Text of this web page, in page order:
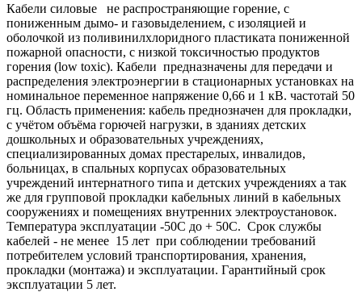
Кабели силовые не распространяющие горение, с
пониженным дымо- и газовыделением, с изоляцией и
оболочкой из поливинилхлоридного пластиката пониженной
пожарной опасности, с низкой токсичностью продуктов
горения (low toxic). Кабели предназначены для передачи и
распределения электроэнергии в стационарных установках на
номинальное переменное напряжение 0,66 и 1 кВ. частотай 50
гц. Область применения: кабель преднозначен для прокладки,
с учётом объёма горючей нагрузки, в зданиях детских
дошкольных и образовательных учреждениях,
специализированных домах престарелых, инвалидов,
больницах, в спальных корпусах образовательных
учреждений интернатного типа и детских учреждениях а так
же для групповой прокладки кабельных линий в кабельных
сооружениях и помещениях внутренних электроустановок.
Температура эксплуатации -50С до + 50С. Срок службы
кабелей - не менее 15 лет при соблюдении требований
потребителем условий транспортирования, хранения,
прокладки (монтажа) и эксплуатации. Гарантийный срок
эксплуатации 5 лет.